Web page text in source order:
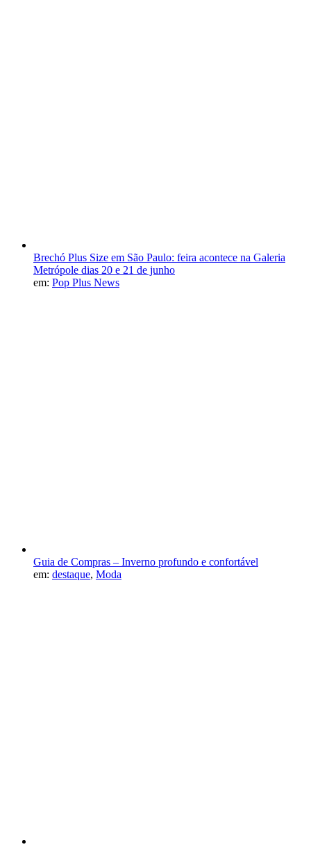
Brechó Plus Size em São Paulo: feira acontece na Galeria
Metrópole dias 20 e 21 de junho
em: Pop Plus News
Guia de Compras – Inverno profundo e confortável
em: destaque, Moda